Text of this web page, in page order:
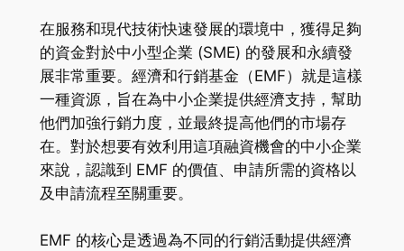
在服務和現代技術快速發展的環境中，獲得足夠
的資金對於中小型企業 (SME) 的發展和永續發
展非常重要。經濟和行銷基金（EMF）就是這樣
一種資源，旨在為中小企業提供經濟支持，幫助
他們加強行銷力度，並最終提高他們的市場存
在。對於想要有效利用這項融資機會的中小企業
來說，認識到 EMF 的價值、申請所需的資格以
及申請流程至關重要。
EMF 的核心是透過為不同的行銷活動提供經濟